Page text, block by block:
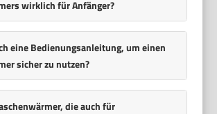
wirklich für Anfänger?
eine Bedienungsanleitung, um einen
sicher zu nutzen?
die auch für